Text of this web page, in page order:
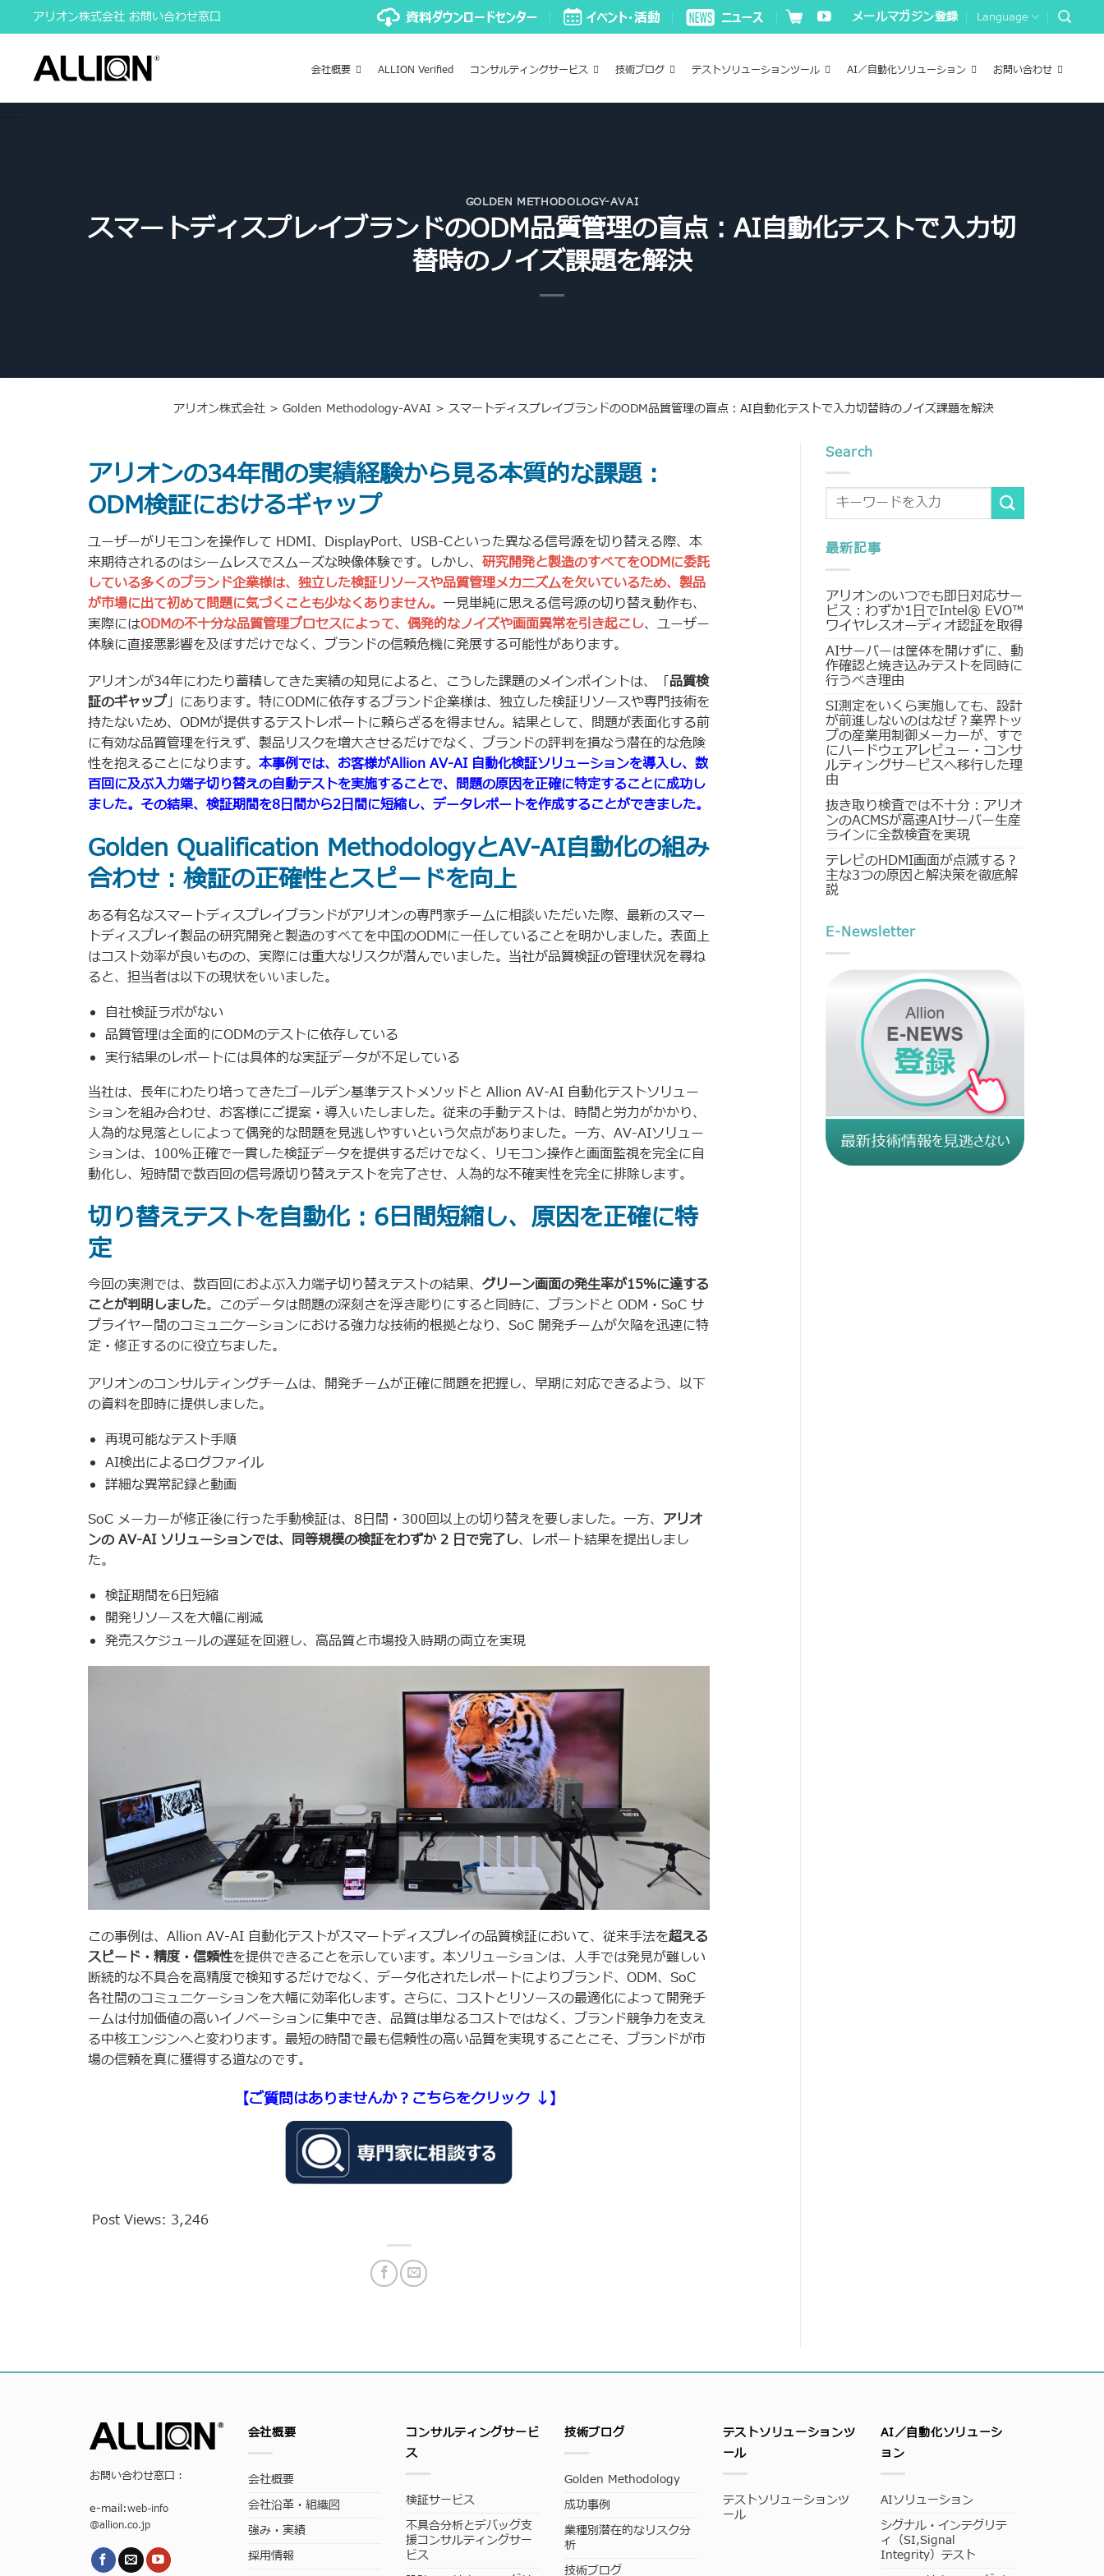
to
content
アリオン株式会社 お問い合わせ窓口 メールマガジン登録 Language
会社概要 ALLION Verified コンサルティングサービス 技術ブログ テストソリューションツール AI／自動化ソリューション お問い合わせ
GOLDEN METHODOLOGY-AVAI
スマートディスプレイブランドのODM品質管理の盲点：AI自動化テストで入力切
替時のノイズ課題を解決
アリオン株式会社> Golden Methodology-AVAI > スマートディスプレイブランドのODM品質管理の盲点：AI自動化テストで入力切替時のノイズ課題を解決
アリオンの34年間の実績経験から見る本質的な課題：
ODM検証におけるギャップ
ユーザーがリモコンを操作して HDMI、DisplayPort、USB-Cといった異なる信号源を切り替える際、本
来期待されるのはシームレスでスムーズな映像体験です。しかし、研究開発と製造のすべてをODMに委託
している多くのブランド企業様は、独立した検証リソースや品質管理メカニズムを欠いているため、製品
が市場に出て初めて問題に気づくことも少なくありません。 一見単純に思える信号源の切り替え動作も、
実際にはODMの不十分な品質管理プロセスによって、偶発的なノイズや画面異常を引き起こし、ユーザー
体験に直接悪影響を及ぼすだけでなく、ブランドの信頼危機に発展する可能性があります。
アリオンが34年にわたり蓄積してきた実績の知見によると、こうした課題のメインポイントは、「品質検
証のギャップ」にあります。特にODMに依存するブランド企業様は、独立した検証リソースや専門技術を
持たないため、ODMが提供するテストレポートに頼らざるを得ません。結果として、問題が表面化する前
に有効な品質管理を行えず、製品リスクを増大させるだけでなく、ブランドの評判を損なう潜在的な危険
性を抱えることになります。本事例では、お客様がAllion AV-AI 自動化検証ソリューションを導入し、数
百回に及ぶ入力端子切り替えの自動テストを実施することで、問題の原因を正確に特定することに成功し
ました。その結果、検証期間を8日間から2日間に短縮し、データレポートを作成することができました。
Golden Qualification MethodologyとAV-AI自動化の組み
合わせ：検証の正確性とスピードを向上
ある有名なスマートディスプレイブランドがアリオンの専門家チームに相談いただいた際、最新のスマー
トディスプレイ製品の研究開発と製造のすべてを中国のODMに一任していることを明かしました。表面上
はコスト効率が良いものの、実際には重大なリスクが潜んでいました。当社が品質検証の管理状況を尋ね
ると、担当者は以下の現状をいいました。
自社検証ラボがない
品質管理は全面的にODMのテストに依存している
実行結果のレポートには具体的な実証データが不足している
当社は、長年にわたり培ってきたゴールデン基準テストメソッドと Allion AV-AI 自動化テストソリュー
ションを組み合わせ、お客様にご提案・導入いたしました。従来の手動テストは、時間と労力がかかり、
人為的な見落としによって偶発的な問題を見逃しやすいという欠点がありました。一方、AV-AIソリュー
ションは、100%正確で一貫した検証データを提供するだけでなく、リモコン操作と画面監視を完全に自
動化し、短時間で数百回の信号源切り替えテストを完了させ、人為的な不確実性を完全に排除します。
切り替えテストを自動化：6日間短縮し、原因を正確に特
定
今回の実測では、数百回におよぶ入力端子切り替えテストの結果、グリーン画面の発生率が15％に達する
ことが判明しました。このデータは問題の深刻さを浮き彫りにすると同時に、ブランドと ODM・SoC サ
プライヤー間のコミュニケーションにおける強力な技術的根拠となり、SoC 開発チームが欠陥を迅速に特
定・修正するのに役立ちました。
アリオンのコンサルティングチームは、開発チームが正確に問題を把握し、早期に対応できるよう、以下
の資料を即時に提供しました。
再現可能なテスト手順
AI検出によるログファイル
詳細な異常記録と動画
SoC メーカーが修正後に行った手動検証は、8日間・300回以上の切り替えを要しました。一方、 アリオ
ンの AV-AI ソリューションでは、同等規模の検証をわずか 2 日で完了し、レポート結果を提出しまし
た。
検証期間を6日短縮
開発リソースを大幅に削減
発売スケジュールの遅延を回避し、高品質と市場投入時期の両立を実現
この事例は、Allion AV-AI 自動化テストがスマートディスプレイの品質検証において、従来手法を超える
スピード・精度・信頼性を提供できることを示しています。本ソリューションは、人手では発見が難しい
断続的な不具合を高精度で検知するだけでなく、データ化されたレポートによりブランド、ODM、SoC
各社間のコミュニケーションを大幅に効率化します。さらに、コストとリソースの最適化によって開発チ
ームは付加価値の高いイノベーションに集中でき、品質は単なるコストではなく、ブランド競争力を支え
る中核エンジンへと変わります。最短の時間で最も信頼性の高い品質を実現することこそ、ブランドが市
場の信頼を真に獲得する道なのです。
【ご質問はありませんか？こちらをクリック ↓】
Post Views: 3,246
Search
最新記事
アリオンのいつでも即日対応サー
ビス：わずか1日でIntel® EVO™
ワイヤレスオーディオ認証を取得
AIサーバーは筐体を開けずに、動
作確認と焼き込みテストを同時に
行うべき理由
SI測定をいくら実施しても、設計
が前進しないのはなぜ？業界トッ
プの産業用制御メーカーが、すで
にハードウェアレビュー・コンサ
ルティングサービスへ移行した理
由
抜き取り検査では不十分：アリオ
ンのACMSが高速AIサーバー生産
ラインに全数検査を実現
テレビのHDMI画面が点滅する？
主な3つの原因と解決策を徹底解
説
E-Newsletter
お問い合わせ窓口：
e-mail:web-info
@allion.co.jp
会社概要
会社概要
会社沿革・組織図
強み・実績
採用情報
コンサルティングサービ
ス
検証サービス
不具合分析とデバッグ支
援コンサルティングサー
ビス
技術ブログ
Golden Methodology
成功事例
業種別潜在的なリスク分
析
技術ブログ
テストソリューションツ
ール
テストソリューションツ
ール
AI／自動化ソリューシ
ョン
AIソリューション
シグナル・インテグリテ
ィ（SI,Signal
Integrity）テスト